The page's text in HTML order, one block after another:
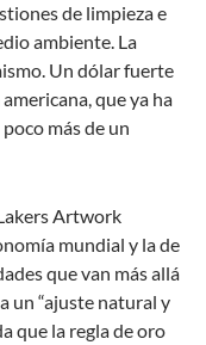
de limpieza e
ambiente. La
Un dólar fuerte
que ya ha
más de un
mundial y la de
que van más allá
un “ajuste natural y
que la regla de oro